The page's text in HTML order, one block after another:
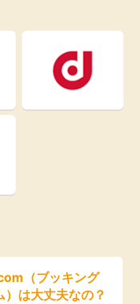
（ブッキング
）は大丈夫なの？